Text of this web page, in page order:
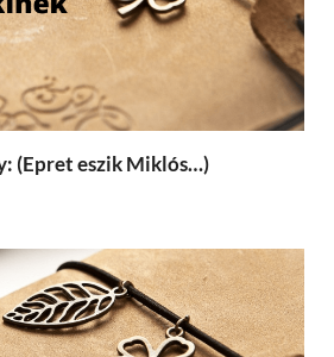
(Epret eszik Miklós…)